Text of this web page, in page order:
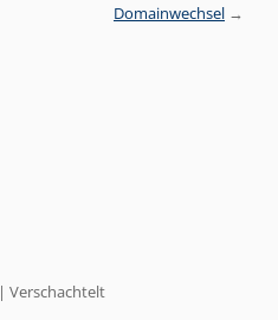
Domainwechsel
| Verschachtelt